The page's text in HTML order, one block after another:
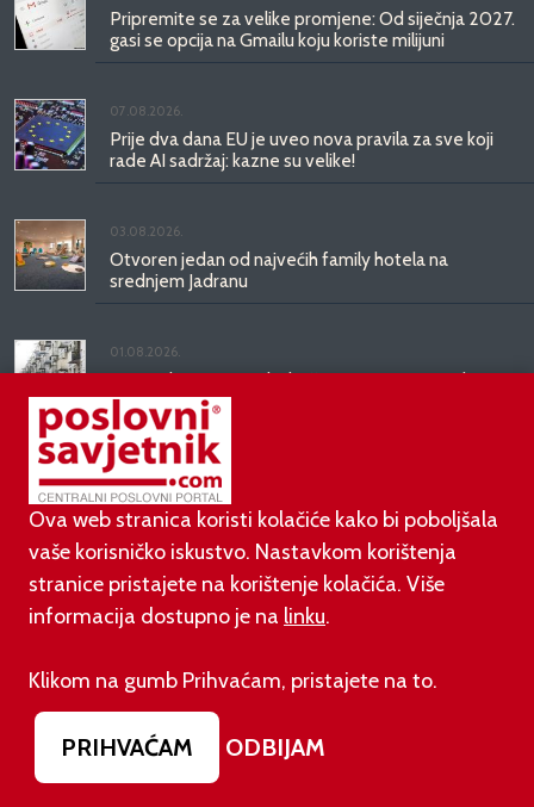
Pripremite se za velike promjene: Od siječnja 2027.
gasi se opcija na Gmailu koju koriste milijuni
07.08.2026.
Prije dva dana EU je uveo nova pravila za sve koji
rade AI sadržaj: kazne su velike!
03.08.2026.
Otvoren jedan od najvećih family hotela na
srednjem Jadranu
01.08.2026.
Novi zakon o najmu bolje štiti najmoprimce, ali i
najmodavce
PODUZETNIŠTVO
01.08.2026.
adidas i Hrvatski nogometni savez objavili
višegodišnje partnerstvo
UGP najavio prosvjed protiv novih nameta i načina
donošenja propisa
Ova web stranica koristi kolačiće kako bi poboljšala
vaše korisničko iskustvo. Nastavkom korištenja
stranice pristajete na korištenje kolačića. Više
informacija dostupno je na linku.
Klikom na gumb Prihvaćam, pristajete na to.
PRIHVAĆAM ODBIJAM